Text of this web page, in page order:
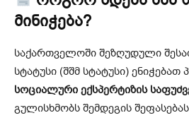
მინიჭება?
საქართველოში შეზღუდული
სტატუსი (შშმ სტატუსი) ენიჭებათ
სოციალური ექსპერტიზის
გულისხმობს შემდეგის